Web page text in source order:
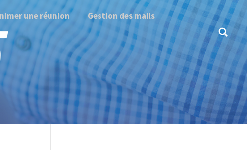
une réunion Gestion des mails
Search: